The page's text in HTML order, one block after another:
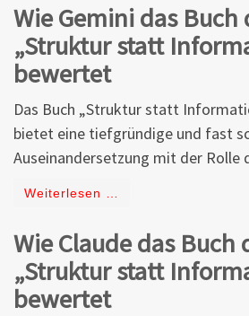
Wie Gemini das Buch
„Struktur statt
bewertet
Das Buch „Struktur statt
bietet eine tiefgründige und fast
Auseinandersetzung mit der Rolle
Weiterlesen …
Wie Claude das Buch
„Struktur statt
bewertet